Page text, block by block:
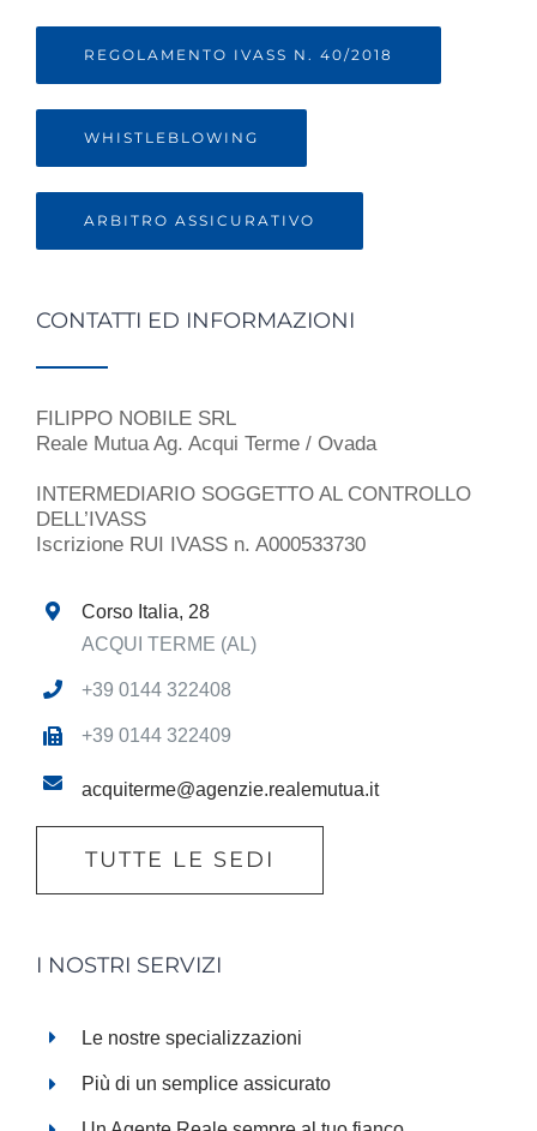
REGOLAMENTO IVASS N. 40/2018
WHISTLEBLOWING
ARBITRO ASSICURATIVO
CONTATTI ED INFORMAZIONI
FILIPPO NOBILE SRL
Reale Mutua Ag. Acqui Terme / Ovada
INTERMEDIARIO SOGGETTO AL CONTROLLO
DELL’IVASS
Iscrizione RUI IVASS n. A000533730
Corso Italia, 28
ACQUI TERME (AL)
+39 0144 322408
+39 0144 322409
acquiterme@agenzie.realemutua.it
TUTTE LE SEDI
I NOSTRI SERVIZI
Le nostre specializzazioni
Più di un semplice assicurato